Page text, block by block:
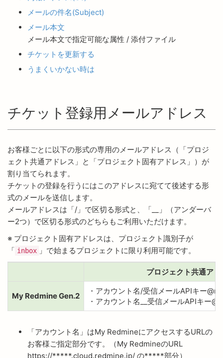
メールの件名(Subject)
メール本文
メール本文で指定可能な属性 / 添付ファイル
チケットを更新する
うまくいかない時は
チケット登録用メールアドレス
お客様ごとに以下の形式の専用のメールアドレス（「プロジ
ェクト共通アドレス」と「プロジェクト固有アドレス」）が
割り当てられます。
チケットの登録を行うにはこのアドレスに宛てて後述する形
式のメールを送信します。
メールアドレスは「/」で区切る形式と、「__」（アンダーバ
ー2つ）で区切る形式のどちらもご利用いただけます。
※ プロジェクト固有アドレスは、プロジェクト識別子が
「 inbox 」で始まるプロジェクトに限り利用可能です。
プロジェクト共通アド
My Redmine Gen.2
・アカウント名/受信メールAPIキー
・アカウント名__受信メールAPIキー
「アカウント名」はMy RedmineにアクセスするURLの
お客様ご指定部分です。（My RedmineのURL
https://*****.cloud.redmine.jp/ の*****部分）